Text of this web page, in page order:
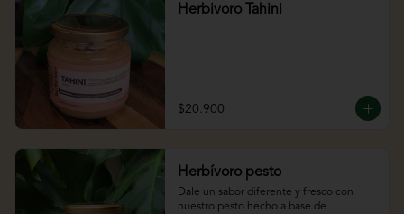
Herbivoro Tahini
$20.900
Herbívoro pesto
Dale un sabor diferente y fresco con
nuestro pesto hecho a base de